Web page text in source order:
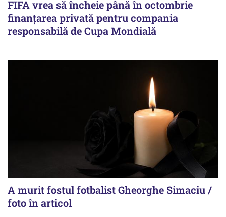
FIFA vrea să încheie până în octombrie
finanțarea privată pentru compania
responsabilă de Cupa Mondială
A murit fostul fotbalist Gheorghe Simaciu /
foto în articol